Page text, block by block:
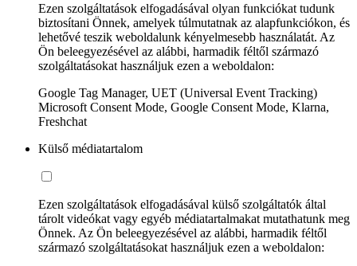
Ezen szolgáltatások elfogadásával olyan funkciókat tudunk
biztosítani Önnek, amelyek túlmutatnak az alapfunkciókon, és
lehetővé teszik weboldalunk kényelmesebb használatát. Az
Ön beleegyezésével az alábbi, harmadik féltől származó
szolgáltatásokat használjuk ezen a weboldalon:
Google Tag Manager, UET (Universal Event Tracking)
Microsoft Consent Mode, Google Consent Mode, Klarna,
Freshchat
Külső médiatartalom
Ezen szolgáltatások elfogadásával külső szolgáltatók által
tárolt videókat vagy egyéb médiatartalmakat mutathatunk meg
Önnek. Az Ön beleegyezésével az alábbi, harmadik féltől
származó szolgáltatásokat használjuk ezen a weboldalon: